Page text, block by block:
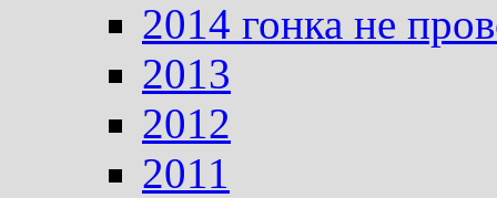
2014 гонка не
2013
2012
2011